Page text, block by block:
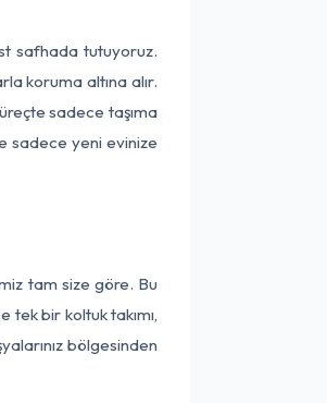
safhada tutuyoruz.
koruma altına alır.
sadece taşıma
sadece yeni evinize
tam size göre. Bu
tek bir koltuk takımı,
bölgesinden